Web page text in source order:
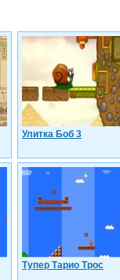
Улитка Боб 3
Тупер Тарио Трос